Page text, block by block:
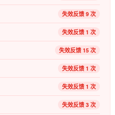
失效反馈 9 次
失效反馈 1 次
失效反馈 15 次
失效反馈 1 次
失效反馈 1 次
失效反馈 3 次